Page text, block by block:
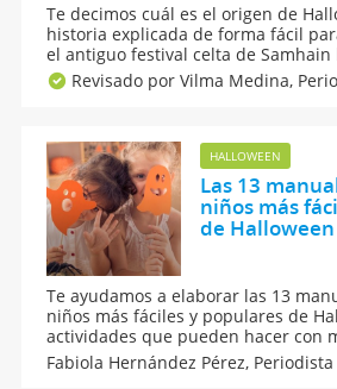
Te decimos cuál es el origen de
historia explicada de forma fácil
el antiguo festival celta de Samhain
celebración actual, este relato les
cómo Halloween ha ido
Revisado por Vilma Medina,
HALLOWEEN
Las 13
niños más
de Halloween
Te ayudamos a elaborar las 13
niños más fáciles y populares de
actividades que pueden hacer con
muy fáciles y sencillas para los
Encuentra máscaras, decoraciones,
Fabiola Hernández Pérez,